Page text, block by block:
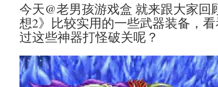
今天@老男孩游戏盒 就来跟大家回
想2》比较实用的一些武器装备，
过这些神器打怪破关呢？